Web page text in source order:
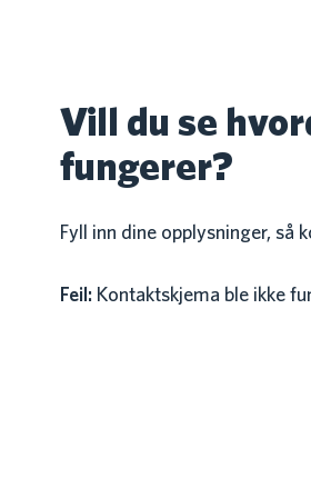
Vill du se
fungerer?
Fyll inn dine opplysninger, så
Feil: Kontaktskjema ble ikke